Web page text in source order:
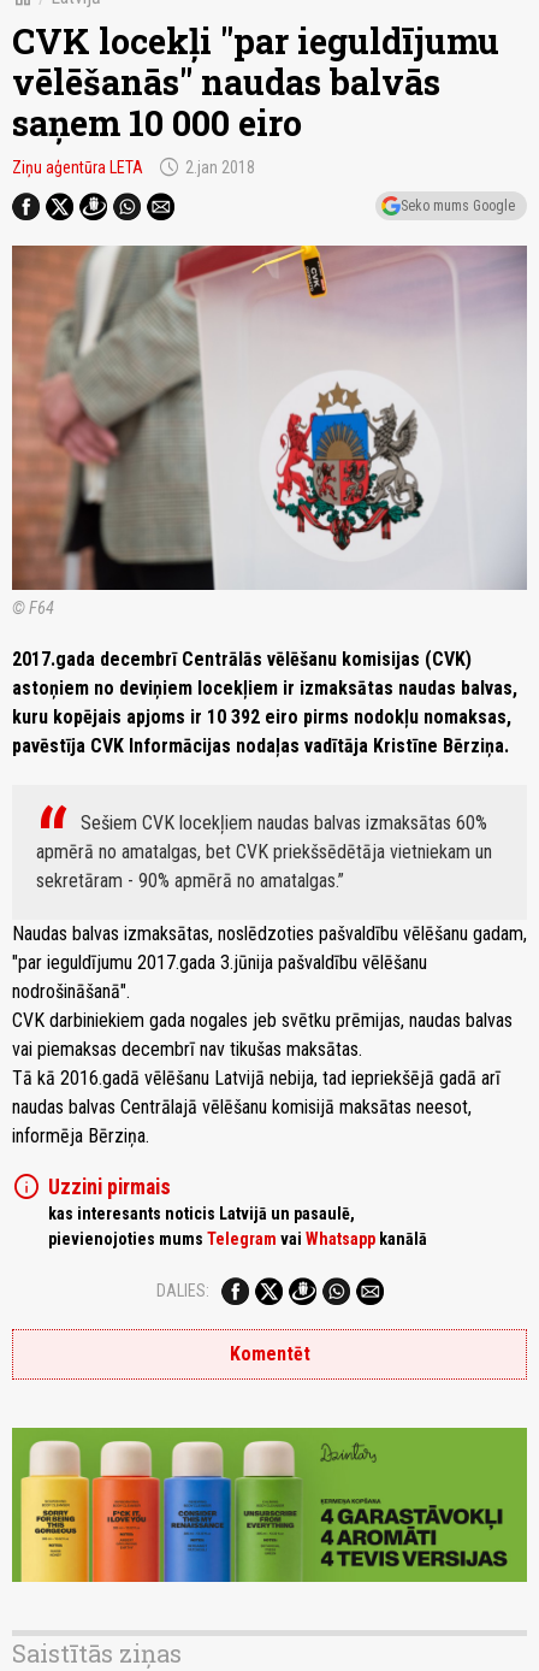
CVK locekļi "par ieguldījumu
vēlēšanās" naudas balvās
saņem 10 000 eiro
Ziņu aģentūra LETA schedule 2.jan 2018
Seko mums Google
© F64
2017.gada decembrī Centrālās vēlēšanu komisijas (CVK)
astoņiem no deviņiem locekļiem ir izmaksātas naudas balvas,
kuru kopējais apjoms ir 10 392 eiro pirms nodokļu nomaksas,
pavēstīja CVK Informācijas nodaļas vadītāja Kristīne Bērziņa.
Sešiem CVK locekļiem naudas balvas izmaksātas 60%
apmērā no amatalgas, bet CVK priekšsēdētāja vietniekam un
sekretāram - 90% apmērā no amatalgas.
Naudas balvas izmaksātas, noslēdzoties pašvaldību vēlēšanu gadam,
"par ieguldījumu 2017.gada 3.jūnija pašvaldību vēlēšanu
nodrošināšanā".
CVK darbiniekiem gada nogales jeb svētku prēmijas, naudas balvas
vai piemaksas decembrī nav tikušas maksātas.
Tā kā 2016.gadā vēlēšanu Latvijā nebija, tad iepriekšējā gadā arī
naudas balvas Centrālajā vēlēšanu komisijā maksātas neesot,
informēja Bērziņa.
info Uzzini pirmais
kas interesants noticis Latvijā un pasaulē,
pievienojoties mums Telegram vai Whatsapp kanālā
DALIES:
Komentēt
Saistītās ziņas